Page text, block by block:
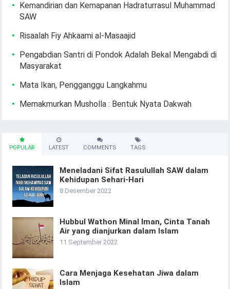
Kemandirian dan Kemapanan Hadraturrasul Muhammad
SAW
Risaalah Fiy Ahkaami al-Masaajid
Pengabdian Santri di Pondok Adalah Bekal Mengabdi di
Masyarakat
Mata Ikan, Pengganggu Langkahmu
Memakmurkan Musholla : Bentuk Nyata Dakwah
POPULAR LATEST COMMENTS TAGS
Meneladani Sifat Rasulullah SAW dalam
Kehidupan Sehari-Hari
8 Desember 2022
Hubbul Wathon Minal Iman, Cinta Tanah
Air yang dianjurkan dalam Islam
11 September 2022
Cara Menjaga Kesehatan Jiwa dalam
Islam